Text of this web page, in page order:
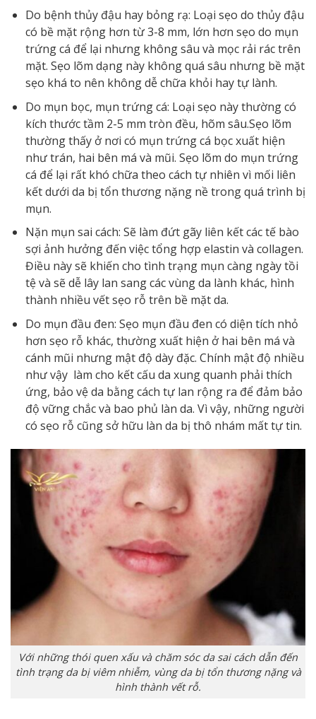
Do bệnh thủy đậu hay bỏng rạ: Loại sẹo do thủy đậu
có bề mặt rộng hơn từ 3-8 mm, lớn hơn sẹo do mụn
trứng cá để lại nhưng không sâu và mọc rải rác trên
mặt. Sẹo lõm dạng này không quá sâu nhưng bề mặt
sẹo khá to nên không dễ chữa khỏi hay tự lành.
Do mụn bọc, mụn trứng cá: Loại sẹo này thường có
kích thước tầm 2-5 mm tròn đều, hõm sâu.Sẹo lõm
thường thấy ở nơi có mụn trứng cá bọc xuất hiện
như trán, hai bên má và mũi. Sẹo lõm do mụn trứng
cá để lại rất khó chữa theo cách tự nhiên vì mối liên
kết dưới da bị tổn thương nặng nề trong quá trình bị
mụn.
Nặn mụn sai cách: Sẽ làm đứt gãy liên kết các tế bào
sợi ảnh hưởng đến việc tổng hợp elastin và collagen.
Điều này sẽ khiến cho tình trạng mụn càng ngày tồi
tệ và sẽ dễ lây lan sang các vùng da lành khác, hình
thành nhiều vết sẹo rỗ trên bề mặt da.
Do mụn đầu đen: Sẹo mụn đầu đen có diện tích nhỏ
hơn sẹo rỗ khác, thường xuất hiện ở hai bên má và
cánh mũi nhưng mật độ dày đặc. Chính mật độ nhiều
như vậy làm cho kết cấu da xung quanh phải thích
ứng, bảo vệ da bằng cách tự lan rộng ra để đảm bảo
độ vững chắc và bao phủ làn da. Vì vậy, những người
có sẹo rỗ cũng sở hữu làn da bị thô nhám mất tự tin.
Với những thói quen xấu và chăm sóc da sai cách dẫn đến
tình trạng da bị viêm nhiễm, vùng da bị tổn thương nặng và
hình thành vết rỗ.